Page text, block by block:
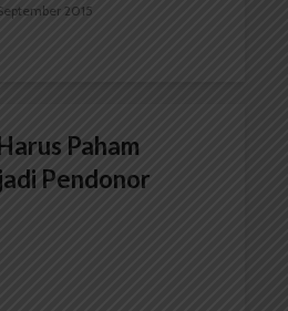
2015
Paham
Pendonor